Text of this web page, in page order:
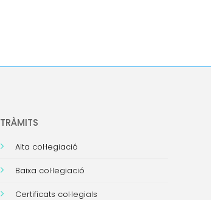
TRÀMITS
Alta col·legiació
Baixa col·legiació
Certificats col·legials